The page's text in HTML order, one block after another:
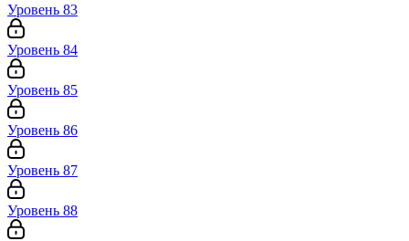
Уровень 83
Уровень 84
Уровень 85
Уровень 86
Уровень 87
Уровень 88